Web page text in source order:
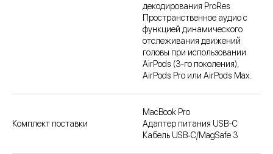
декодирования ProRes
Пространственное аудио с
функцией динамического
отслеживания движений
головы при использовании
AirPods (3‑го поколения),
AirPods Pro или AirPods Max.
Комплект поставки
MacBook Pro
Адаптер питания USB-C
Кабель USB‑C/MagSafe 3